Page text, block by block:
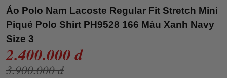
Áo Polo Nam Lacoste Regular Fit Stretch Mini
Piqué Polo Shirt PH9528 166 Màu Xanh Navy
Size 3
2.400.000 đ
3.900.000 đ